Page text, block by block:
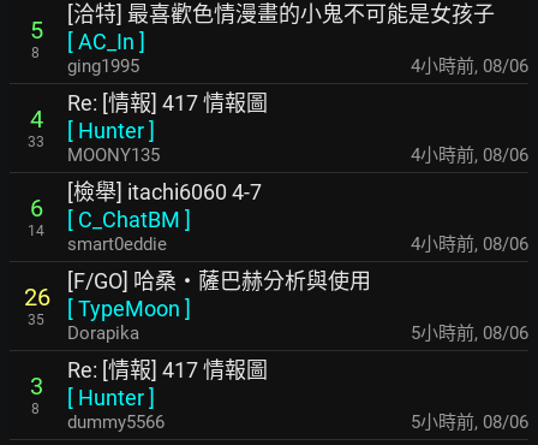
5
8
[洽特] 最喜歡色情漫畫的小鬼不可能是女孩子
[AC_In ]
ging1995 4小時前, 08/06
4
33
Re: [情報] 417 情報圖
[ Hunter]
MOONY135 4小時前, 08/06
6
14
[檢舉] itachi6060 4-7
[ C_ChatBM ]
smart0eddie 4小時前, 08/06
26
35
[F/GO] 哈桑・薩巴赫分析與使用
[TypeMoon ]
Dorapika 5小時前, 08/06
3
8
Re: [情報] 417 情報圖
[ Hunter]
dummy5566 5小時前, 08/06